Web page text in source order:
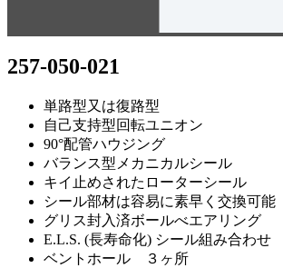
257-050-021
単路型又は復路型
自己支持型回転ユニオン
90°配管ハウジング
バランス型メカニカルシール
キイ止めされたローターシール
シール部材は容易に素早く交換可能
グリス封入済ボールべエアリング
E.L.S. (長寿命化) シール組み合わせ
ベントホール ３ヶ所